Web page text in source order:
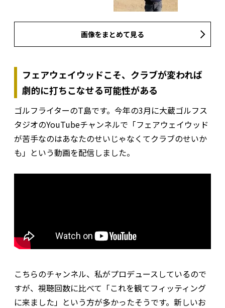
画像をまとめて見る
フェアウェイウッドこそ、クラブが変われば
劇的に打ちこなせる可能性がある
ゴルフライターのT島です。今年の3月に大蔵ゴルフス
タジオのYouTubeチャンネルで「フェアウェイウッド
が苦手なのはあなたのせいじゃなくてクラブのせいか
も」という動画を配信しました。
こちらのチャンネル、私がプロデュースしているので
すが、視聴回数に比べて「これを観てフィッティング
に来ました」という方が多かったそうです。新しいお